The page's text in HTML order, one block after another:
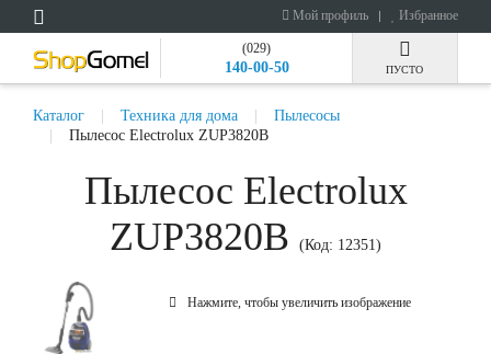
Мой профиль Избранное
(029)
140-00-50 ПУСТО
Каталог Техника для дома
Пылесосы
Пылесос Electrolux ZUP3820B
Пылесос Electrolux
ZUP3820B
(Код: 12351)
Нажмите, чтобы увеличить изображение